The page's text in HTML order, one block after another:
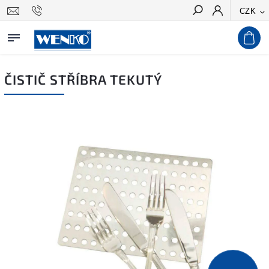
CZK
Hledat
ČISTIČ STŘÍBRA TEKUTÝ